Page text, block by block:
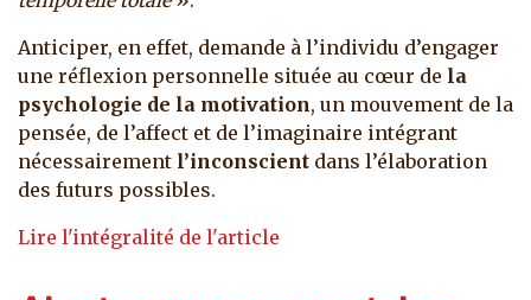
Anticiper, en effet, demande à l’individu d’engager
une réflexion personnelle située au cœur de la
psychologie de la motivation, un mouvement de la
pensée, de l’affect et de l’imaginaire intégrant
nécessairement l’inconscient dans l’élaboration
des futurs possibles.
Lire l'intégralité de l'article